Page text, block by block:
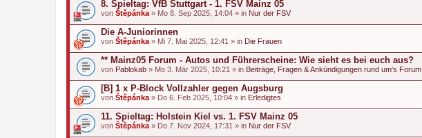
8. Spieltag: VfB Stuttgart - 1. FSV Mainz 05
von Štěpánka » Mo 8. Sep 2025, 14:04 » in Nur der FSV
Die A-Juniorinnen
von Štěpánka » Mi 7. Mai 2025, 12:41 » in Die Frauen
** Mainz05 Forum - Autos und Führerscheine: Wie sieht es bei euch aus?
von Pablokab » Mo 3. Mär 2025, 10:21 » in Beiträge, Fragen & Ankündigungen rund um's Forum
[B] 1 x P-Block Vollzahler gegen Augsburg
von Štěpánka » Do 6. Feb 2025, 10:04 » in Erledigtes
11. Spieltag: Holstein Kiel vs. 1. FSV Mainz 05
von Štěpánka » Do 7. Nov 2024, 17:31 » in Nur der FSV